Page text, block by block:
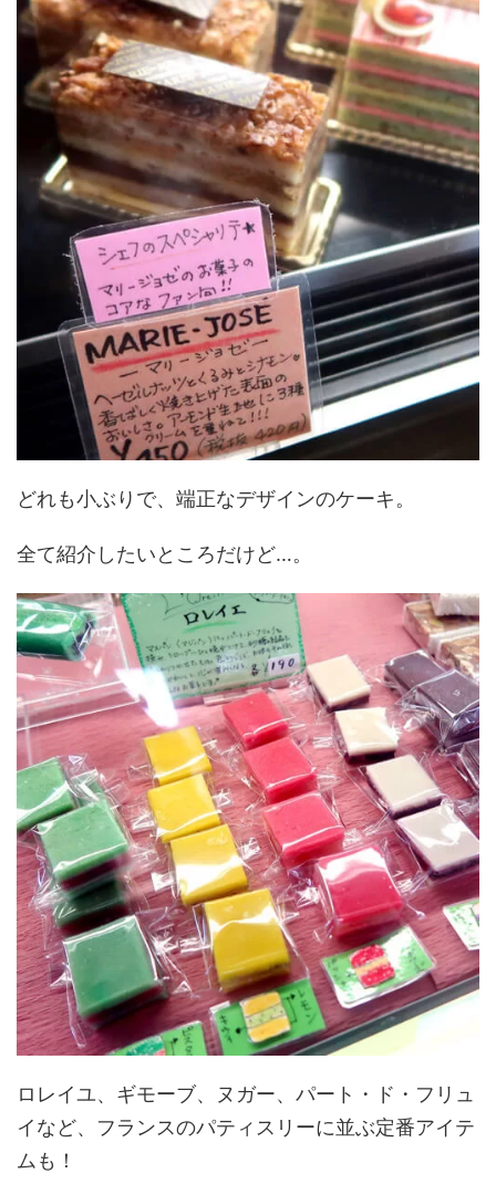
どれも小ぶりで、端正なデザインのケーキ。
全て紹介したいところだけど…。
ロレイユ、ギモーブ、ヌガー、パート・ド・フリュ
イなど、フランスのパティスリーに並ぶ定番アイテ
ムも！